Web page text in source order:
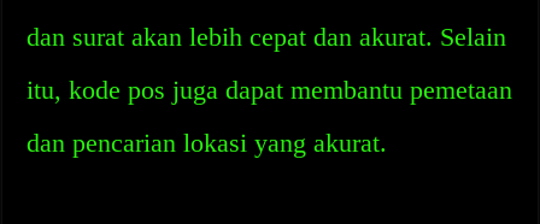
dan surat akan lebih cepat dan akurat. Selain
itu, kode pos juga dapat membantu pemetaan
dan pencarian lokasi yang akurat.